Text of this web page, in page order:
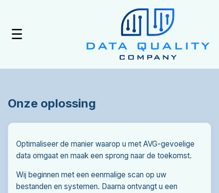
☰
Onze oplossing
Optimaliseer de manier waarop u met AVG-gevoelige
data omgaat en maak een sprong naar de toekomst.
Wij beginnen met een eenmalige scan op uw
bestanden en systemen. Daarna ontvangt u een